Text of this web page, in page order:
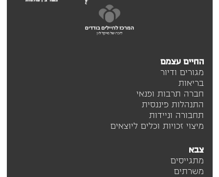
החיים עצמם
מגורים ודיור
בריאות
חברה תרבות ופנאי
התנהלות פיננסית
תחבורה וניידות
מיצוי זכויות וכלים ליוצאים
צבא
מתגייסים
משרתים